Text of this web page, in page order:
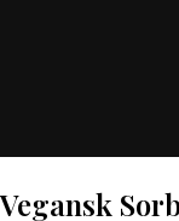
Vegansk